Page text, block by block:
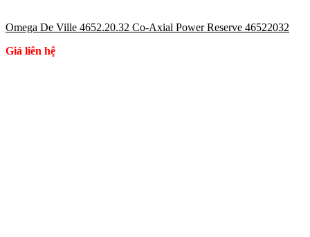
Omega De Ville 4652.20.32 Co-Axial Power Reserve 46522032
Giá liên hệ